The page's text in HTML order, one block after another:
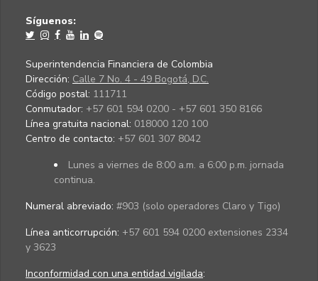
Síguenos:
Superintendencia Financiera de Colombia
Dirección: Calle 7 No. 4 - 49 Bogotá, D.C.
Código postal: 111711
Conmutador: +57 601 594 0200 - +57 601 350 8166
Línea gratuita nacional: 018000 120 100
Centro de contacto: +57 601 307 8042
Lunes a viernes de 8:00 a.m. a 6:00 p.m. jornada
continua.
Numeral abreviado: #903 (solo operadores Claro y Tigo)
Línea anticorrupción: +57 601 594 0200 extensiones 2334
y 3623
Inconformidad con una entidad vigilada: